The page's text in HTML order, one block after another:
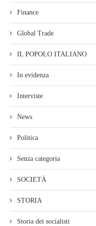
Finance
Global Trade
IL POPOLO ITALIANO
In evidenza
Interviste
News
Politica
Senza categoria
SOCIETÀ
STORIA
Storia dei socialisti